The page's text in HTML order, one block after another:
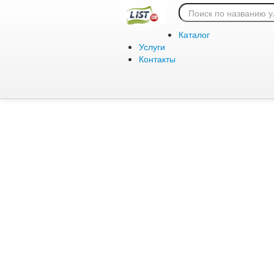
Каталог
Услуги
Контакты
Ошибка